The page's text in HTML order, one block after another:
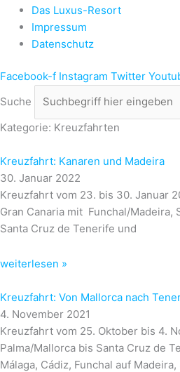
Das Luxus-Resort
Impressum
Datenschutz
Facebook-f Instagram Twitter
Suche
Kategorie: Kreuzfahrten
Kreuzfahrt: Kanaren und Madeira
30. Januar 2022
Kreuzfahrt vom 23. bis 30. Januar
Gran Canaria mit Funchal/Madeira,
Santa Cruz de Tenerife und
weiterlesen »
Kreuzfahrt: Von Mallorca nach
4. November 2021
Kreuzfahrt vom 25. Oktober bis 4.
Palma/Mallorca bis Santa Cruz de
Málaga, Cádiz, Funchal auf